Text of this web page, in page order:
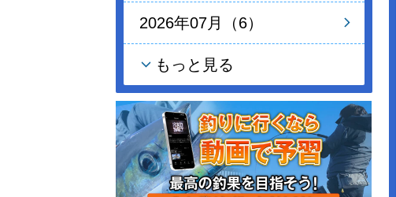
2026年07月（6）
もっと見る